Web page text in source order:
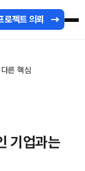
로젝트 의뢰
른 핵심
기업과는